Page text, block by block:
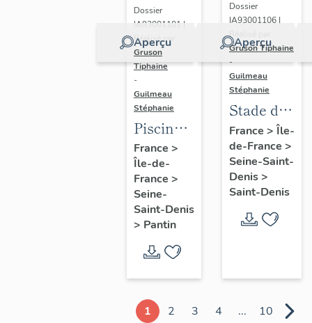
Aperçu
Dossier
IA93001101 |
Réalisé par
Gruson
Tiphaine
-
Guilmeau
Stéphanie
Piscine
Leclerc,
actuellement
piscine
Alice-
Milliat
France >
Île-de-
France >
Seine-
Saint-Denis
> Pantin
Aperçu
Dossier
IA93001106 |
Réalisé par
Gruson Tiphaine
-
Guilmeau
Stéphanie
Stade de
France
France > Île-
de-France >
Seine-Saint-
Denis>
Saint-Denis
1 2 3 4 ... 10